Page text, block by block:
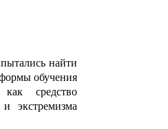
найти
обучения
средство
экстремизма